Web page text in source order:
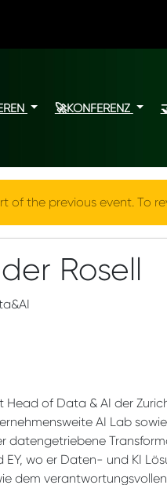
🚀KONFERENZ
of the previous event. To
Rosell
Head of Data & AI der
AI Lab
datengetriebene
EY, wo er Daten- und KI
dem